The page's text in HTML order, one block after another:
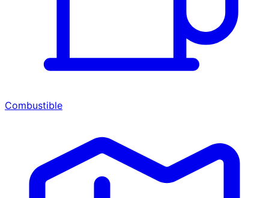
Combustible